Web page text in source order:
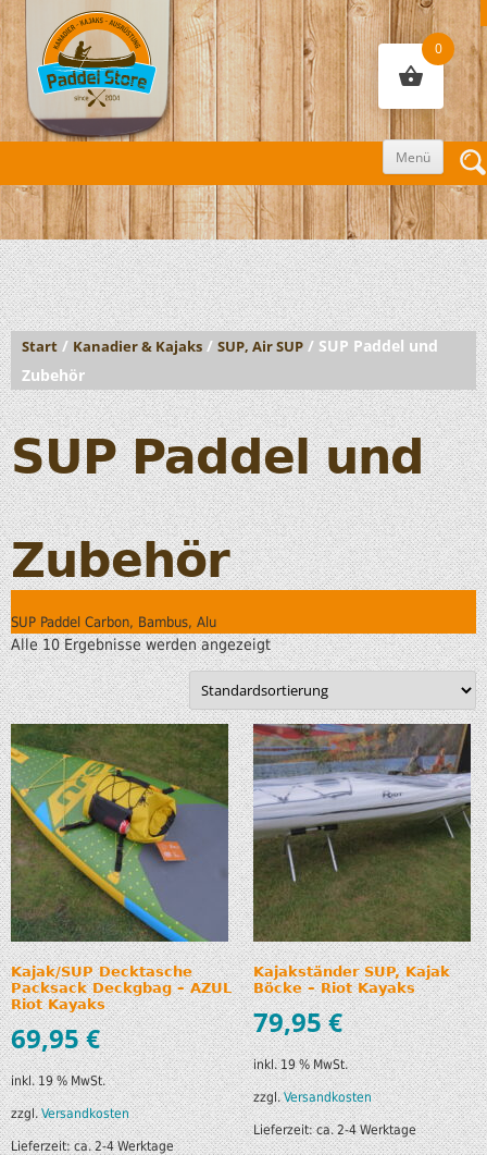
Menü
Zum
Inhalt
Start / Kanadier & Kajaks / SUP, Air SUP / SUP Paddel und
Zubehör
SUP Paddel und
Zubehör
SUP Paddel Carbon, Bambus, Alu
Alle 10 Ergebnisse werden angezeigt
Kajak/SUP Decktasche
Packsack Deckgbag – AZUL
Riot Kayaks
69,95€
inkl. 19 % MwSt.
zzgl.Versandkosten
Lieferzeit:ca. 2-4 Werktage
Kajakständer SUP, Kajak
Böcke – Riot Kayaks
79,95€
inkl. 19 % MwSt.
zzgl.Versandkosten
Lieferzeit:ca. 2-4 Werktage
0